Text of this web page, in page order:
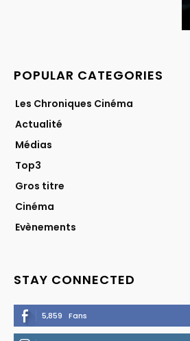
POPULAR CATEGORIES
Les Chroniques Cinéma
Actualité
Médias
Top3
Gros titre
Cinéma
Evènements
STAY CONNECTED
5,859 Fans